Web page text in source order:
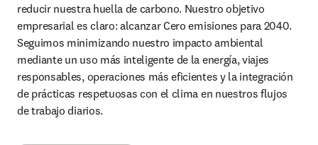
reducir nuestra huella de carbono. Nuestro objetivo
empresarial es claro: alcanzar Cero emisiones para 2040.
Seguimos minimizando nuestro impacto ambiental
mediante un uso más inteligente de la energía, viajes
responsables, operaciones más eficientes y la integración
de prácticas respetuosas con el clima en nuestros flujos
de trabajo diarios.